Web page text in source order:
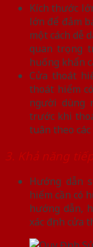
Kích thước
lớn để đảm
một cách dễ
quan trọng
huống khẩn
Cửa thoát
thoát hiểm
người dùng
trước khi
tuân theo
3. Khả năng
Hướng dẫn
hiểm cần có
hướng dẫn,
xác định cửa